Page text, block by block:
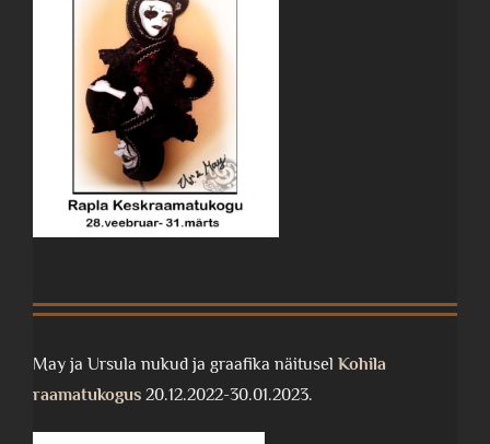
May ja Ursula nukud ja graafika näitusel Kohila
raamatukogus 20.12.2022-30.01.2023.